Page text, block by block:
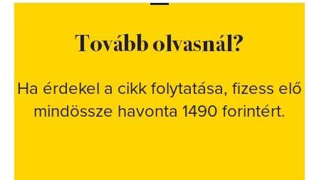
Tovább olvasnál?
Ha érdekel a cikk folytatása, fizess elő
mindössze havonta 1490 forintért.